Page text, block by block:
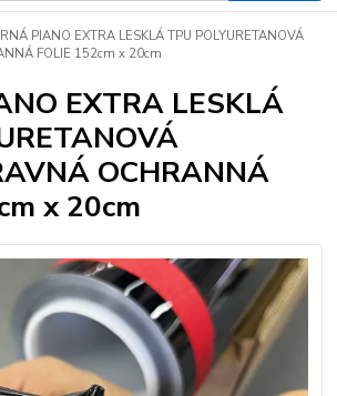
PIANO EXTRA LESKLÁ TPU POLYURETANOVÁ
FOLIE 152cm x 20cm
EXTRA LESKLÁ
OCHRANNÁ
x 20cm